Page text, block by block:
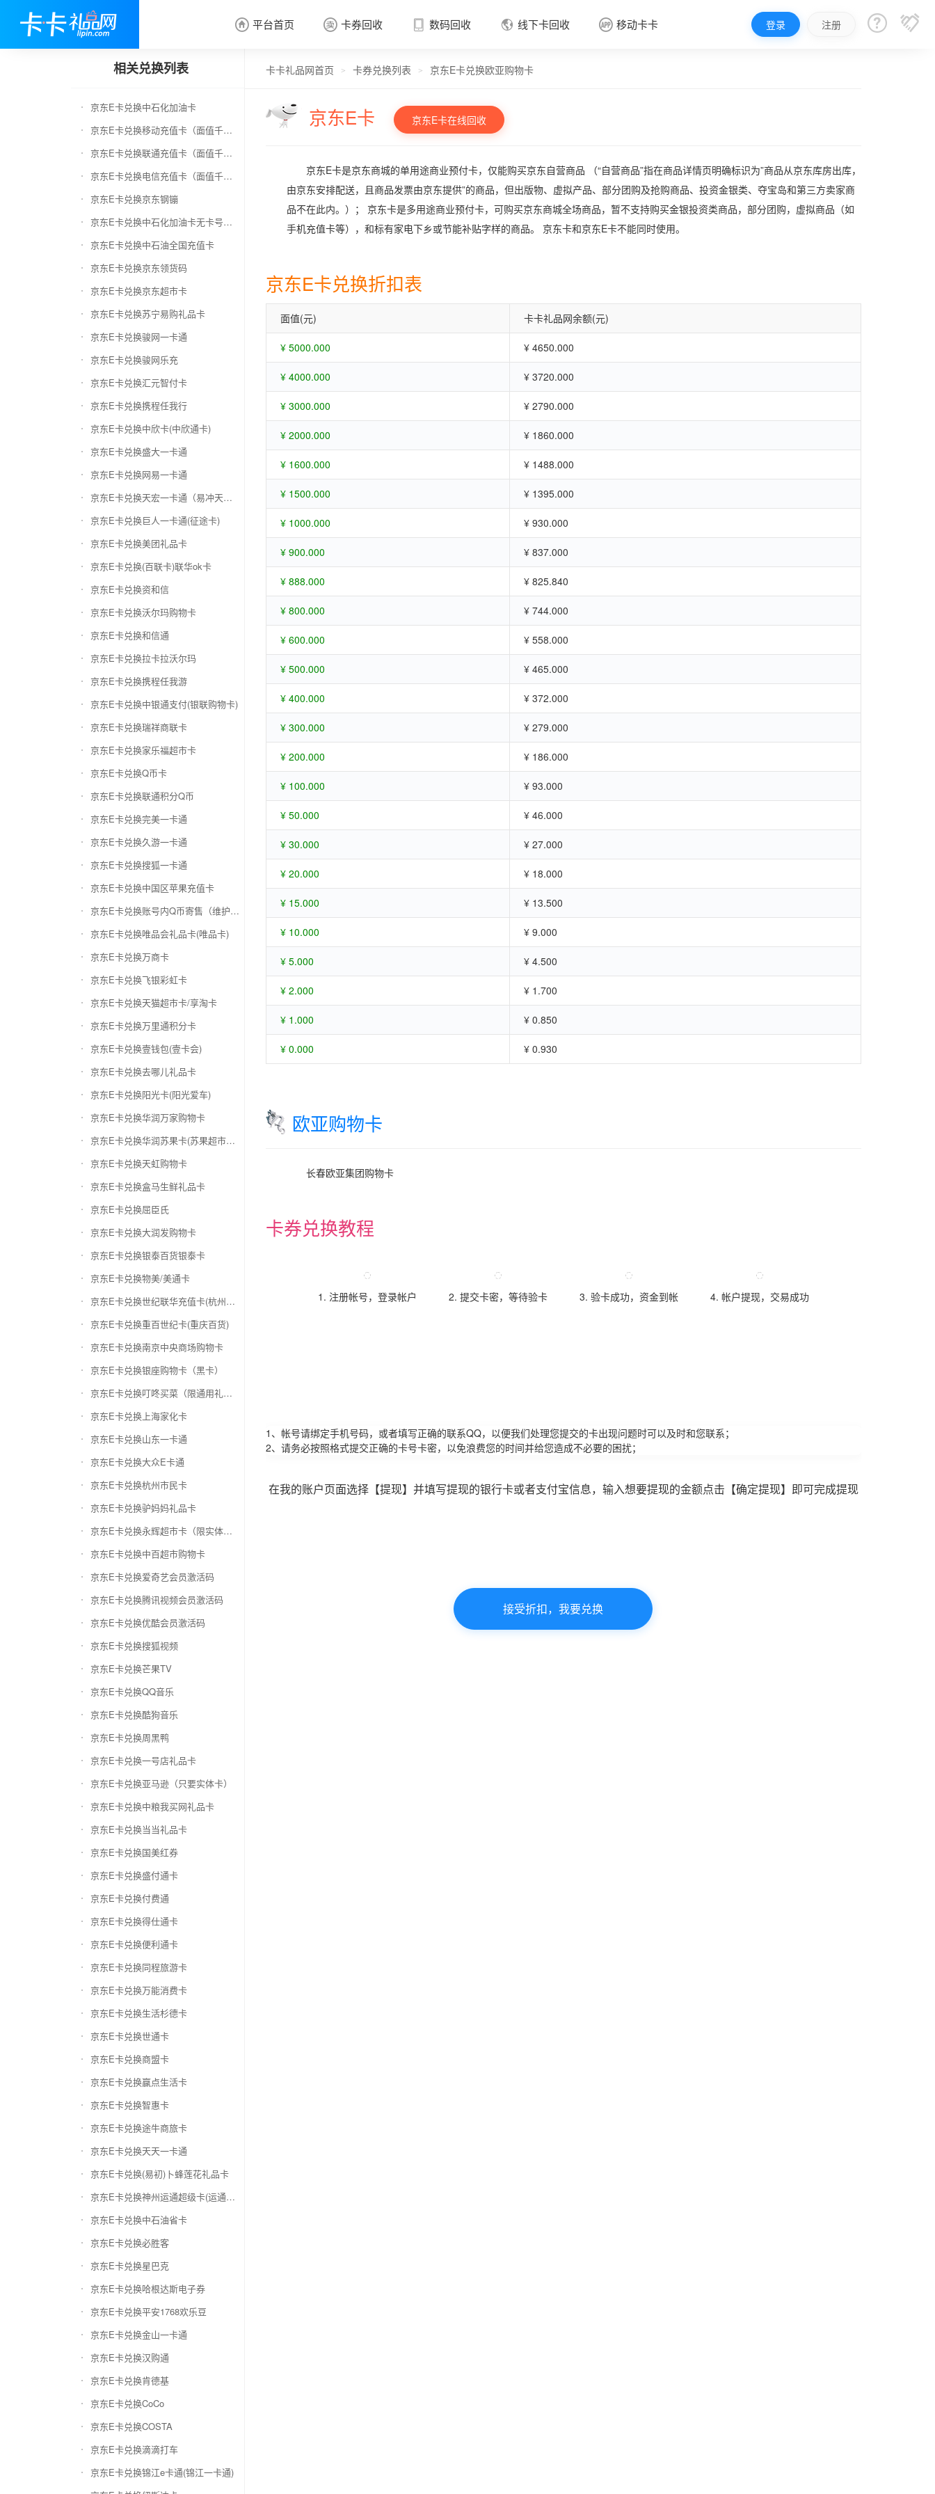
 平台首页  卡券回收
 卡券回收
 数码回收  线下卡回收  移动卡卡 登录 注册  
相关兑换列表
京东E卡兑换中石化加油卡
京东E卡兑换移动充值卡（面值千万别选错）
京东E卡兑换联通充值卡（面值千万别选错）
京东E卡兑换电信充值卡（面值千万别选错）
京东E卡兑换京东钢镚
京东E卡兑换中石化加油卡无卡号（面值千万别选错）
京东E卡兑换中石油全国充值卡
京东E卡兑换京东领货码
京东E卡兑换京东超市卡
京东E卡兑换苏宁易购礼品卡
京东E卡兑换骏网一卡通
京东E卡兑换骏网乐充
京东E卡兑换汇元智付卡
京东E卡兑换携程任我行
京东E卡兑换中欣卡(中欣通卡)
京东E卡兑换盛大一卡通
京东E卡兑换网易一卡通
京东E卡兑换天宏一卡通（易冲天宏卡）
京东E卡兑换巨人一卡通(征途卡)
京东E卡兑换美团礼品卡
京东E卡兑换(百联卡)联华ok卡
京东E卡兑换资和信
京东E卡兑换沃尔玛购物卡
京东E卡兑换和信通
京东E卡兑换拉卡拉沃尔玛
京东E卡兑换携程任我游
京东E卡兑换中银通支付(银联购物卡)
京东E卡兑换瑞祥商联卡
京东E卡兑换家乐福超市卡
京东E卡兑换Q币卡
京东E卡兑换联通积分Q币
京东E卡兑换完美一卡通
京东E卡兑换久游一卡通
京东E卡兑换搜狐一卡通
京东E卡兑换中国区苹果充值卡
京东E卡兑换账号内Q币寄售（维护中）
京东E卡兑换唯品会礼品卡(唯品卡)
京东E卡兑换万商卡
京东E卡兑换飞银彩虹卡
京东E卡兑换天猫超市卡/享淘卡
京东E卡兑换万里通积分卡
京东E卡兑换壹钱包(壹卡会)
京东E卡兑换去哪儿礼品卡
京东E卡兑换阳光卡(阳光爱车)
京东E卡兑换华润万家购物卡
京东E卡兑换华润苏果卡(苏果超市卡)（维护 请暂停提交）
京东E卡兑换天虹购物卡
京东E卡兑换盒马生鲜礼品卡
京东E卡兑换屈臣氏
京东E卡兑换大润发购物卡
京东E卡兑换银泰百货银泰卡
京东E卡兑换物美/美通卡
京东E卡兑换世纪联华充值卡(杭州联华)
京东E卡兑换重百世纪卡(重庆百货)
京东E卡兑换南京中央商场购物卡
京东E卡兑换银座购物卡（黑卡）
京东E卡兑换叮咚买菜（限通用礼品卡）
京东E卡兑换上海家化卡
京东E卡兑换山东一卡通
京东E卡兑换大众E卡通
京东E卡兑换杭州市民卡
京东E卡兑换驴妈妈礼品卡
京东E卡兑换永辉超市卡（限实体卡）
京东E卡兑换中百超市购物卡
京东E卡兑换爱奇艺会员激活码
京东E卡兑换腾讯视频会员激活码
京东E卡兑换优酷会员激活码
京东E卡兑换搜狐视频
京东E卡兑换芒果TV
京东E卡兑换QQ音乐
京东E卡兑换酷狗音乐
京东E卡兑换周黑鸭
京东E卡兑换一号店礼品卡
京东E卡兑换亚马逊（只要实体卡）
京东E卡兑换中粮我买网礼品卡
京东E卡兑换当当礼品卡
京东E卡兑换国美红券
京东E卡兑换盛付通卡
京东E卡兑换付费通
京东E卡兑换得仕通卡
京东E卡兑换便利通卡
京东E卡兑换同程旅游卡
京东E卡兑换万能消费卡
京东E卡兑换生活杉德卡
京东E卡兑换世通卡
京东E卡兑换商盟卡
京东E卡兑换赢点生活卡
京东E卡兑换智惠卡
京东E卡兑换途牛商旅卡
京东E卡兑换天天一卡通
京东E卡兑换(易初)卜蜂莲花礼品卡
京东E卡兑换神州运通超级卡(运通网购卡)
京东E卡兑换中石油省卡
京东E卡兑换必胜客
京东E卡兑换星巴克
京东E卡兑换哈根达斯电子券
京东E卡兑换平安1768欢乐豆
京东E卡兑换金山一卡通
京东E卡兑换汉购通
京东E卡兑换肯德基
京东E卡兑换CoCo
京东E卡兑换COSTA
京东E卡兑换滴滴打车
京东E卡兑换锦江e卡通(锦江一卡通)
卡卡礼品网首页 > 卡券兑换列表 > 京东E卡兑换欧亚购物卡
京东E卡 京东E卡在线回收
京东E卡是京东商城的单用途商业预付卡，仅能购买京东自营商品 （“自营商品”指在商品详情页明确标识为”商品从京东库房出库，
由京东安排配送，且商品发票由京东提供”的商品，但出版物、虚拟产品、部分团购及抢购商品、投资金银类、夺宝岛和第三方卖家商
品不在此内。）； 京东卡是多用途商业预付卡，可购买京东商城全场商品，暂不支持购买金银投资类商品，部分团购，虚拟商品（如
手机充值卡等），和标有家电下乡或节能补贴字样的商品。 京东卡和京东E卡不能同时使用。
京东E卡兑换折扣表
面值(元) 卡卡礼品网余额(元)
¥ 5000.000 ¥ 4650.000
¥ 4000.000 ¥ 3720.000
¥ 3000.000 ¥ 2790.000
¥ 2000.000 ¥ 1860.000
¥ 1600.000 ¥ 1488.000
¥ 1500.000 ¥ 1395.000
¥ 1000.000 ¥ 930.000
¥ 900.000 ¥ 837.000
¥ 888.000 ¥ 825.840
¥ 800.000 ¥ 744.000
¥ 600.000 ¥ 558.000
¥ 500.000 ¥ 465.000
¥ 400.000 ¥ 372.000
¥ 300.000 ¥ 279.000
¥ 200.000 ¥ 186.000
¥ 100.000 ¥ 93.000
¥ 50.000 ¥ 46.000
¥ 30.000 ¥ 27.000
¥ 20.000 ¥ 18.000
¥ 15.000 ¥ 13.500
¥ 10.000 ¥ 9.000
¥ 5.000 ¥ 4.500
¥ 2.000 ¥ 1.700
¥ 1.000 ¥ 0.850
¥ 0.000 ¥ 0.930
欧亚购物卡
长春欧亚集团购物卡
卡券兑换教程
1. 注册帐号，登录帐户 2. 提交卡密，等待验卡 3. 验卡成功，资金到帐 4. 帐户提现，交易成功
1、帐号请绑定手机号码，或者填写正确的联系QQ，以便我们处理您提交的卡出现问题时可以及时和您联系；
2、请务必按照格式提交正确的卡号卡密，以免浪费您的时间并给您造成不必要的困扰；
在我的账户页面选择【提现】并填写提现的银行卡或者支付宝信息，输入想要提现的金额点击【确定提现】即可完成提现
接受折扣，我要兑换